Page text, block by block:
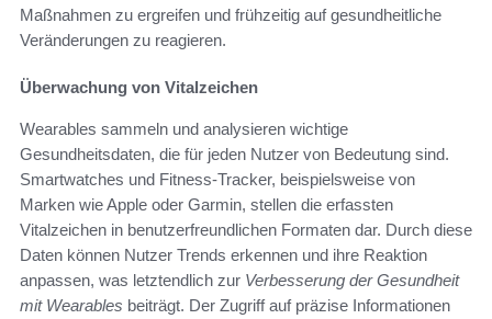
Maßnahmen zu ergreifen und frühzeitig auf gesundheitliche
Veränderungen zu reagieren.
Überwachung von Vitalzeichen
Wearables sammeln und analysieren wichtige
Gesundheitsdaten, die für jeden Nutzer von Bedeutung sind.
Smartwatches und Fitness-Tracker, beispielsweise von
Marken wie Apple oder Garmin, stellen die erfassten
Vitalzeichen in benutzerfreundlichen Formaten dar. Durch diese
Daten können Nutzer Trends erkennen und ihre Reaktion
anpassen, was letztendlich zur Verbesserung der Gesundheit
mit Wearables beiträgt. Der Zugriff auf präzise Informationen